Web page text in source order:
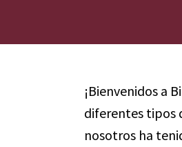
¡Bienvenidos a
diferentes tipos
nosotros ha